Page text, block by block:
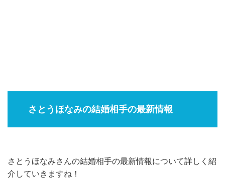
さとうほなみの結婚相手の最新情報
さとうほなみさんの結婚相手の最新情報について詳しく紹
介していきますね！